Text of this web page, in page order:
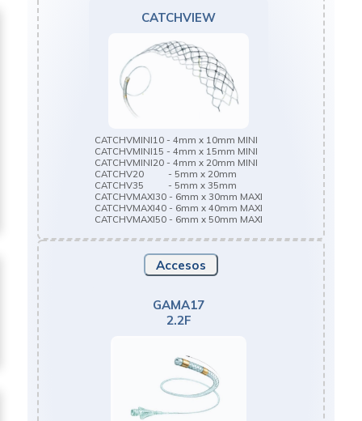
CATCHVIEW
CATCHVMINI10 - 4mm x 10mm MINI
CATCHVMINI15 - 4mm x 15mm MINI
CATCHVMINI20 - 4mm x 20mm MINI
CATCHV20 - 5mm x 20mm
CATCHV35 - 5mm x 35mm
CATCHVMAXI30 - 6mm x 30mm MAXI
CATCHVMAXI40 - 6mm x 40mm MAXI
CATCHVMAXI50 - 6mm x 50mm MAXI
Accesos
GAMA17
2.2F